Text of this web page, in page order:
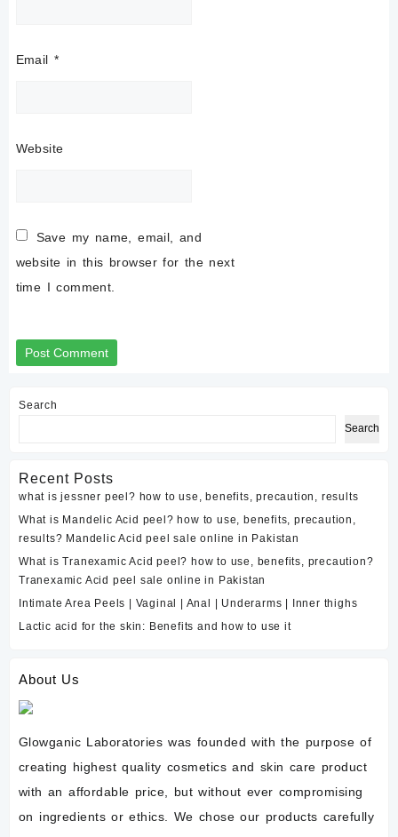
Email *
Website
Save my name, email, and
website in this browser for the next
time I comment.
Search
Search
Recent Posts
what is jessner peel? how to use, benefits, precaution, results
What is Mandelic Acid peel? how to use, benefits, precaution,
results? Mandelic Acid peel sale online in Pakistan
What is Tranexamic Acid peel? how to use, benefits, precaution?
Tranexamic Acid peel sale online in Pakistan
Intimate Area Peels | Vaginal | Anal | Underarms | Inner thighs
Lactic acid for the skin: Benefits and how to use it
About Us
Glowganic Laboratories was founded with the purpose of
creating highest quality cosmetics and skin care product
with an affordable price, but without ever compromising
on ingredients or ethics. We chose our products carefully